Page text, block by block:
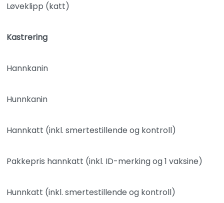
Løveklipp (katt)
Kastrering
Hannkanin
Hunnkanin
Hannkatt (inkl. smertestillende og kontroll)
Pakkepris hannkatt (inkl. ID-merking og 1 vaksine)
Hunnkatt (inkl. smertestillende og kontroll)